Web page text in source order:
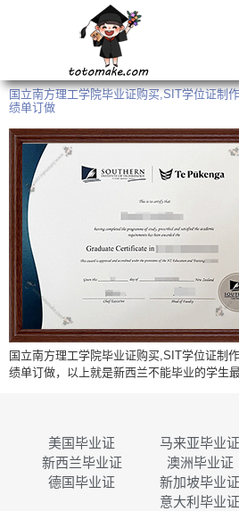
国立南方理工学院毕业证购买,SIT学位证制
绩单订做
国立南方理工学院毕业证购买,SIT学位证制
绩单订做，以上就是新西兰不能毕业的学生
美国毕业证 马来亚毕业证
新西兰毕业证
澳洲毕业证
德国毕业证
新加坡毕业证
意大利毕业证